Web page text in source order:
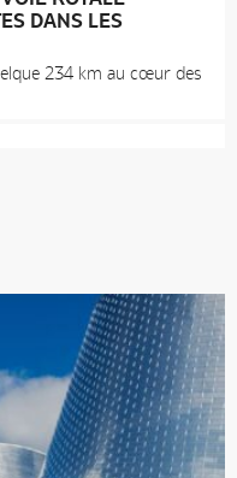
DANS LES
234 km au cœur des